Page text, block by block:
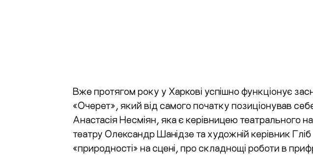
Вже протягом року у Харкові успішно функціонує
«Очерет», який від самого початку позиціонував
Анастасія Несміян, яка є керівницею
театру Олександр Шанідзе та художній керівник
«природності» на сцені, про складнощі роботи в